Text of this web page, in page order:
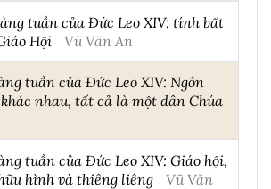
tuần của Đức Leo XIV: tính bất
Hội
Vũ Văn An
tuần của Đức Leo XIV: Ngôn
nhau, tất cả là một dân Chúa
tuần của Đức Leo XIV: Giáo hội,
hình và thiêng liêng
Vũ Văn